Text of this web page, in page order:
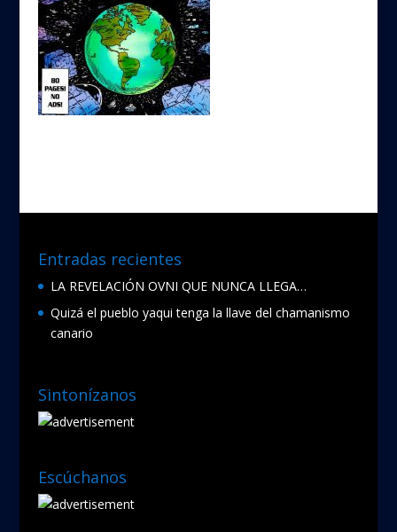
Entradas recientes
LA REVELACIÓN OVNI QUE NUNCA LLEGA…
Quizá el pueblo yaqui tenga la llave del chamanismo
canario
Sintonízanos
Escúchanos